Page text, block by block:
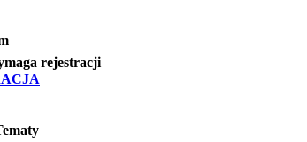
rejestracji